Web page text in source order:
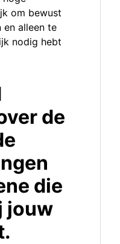
om bewust
en alleen te
nodig hebt
de
die
jouw